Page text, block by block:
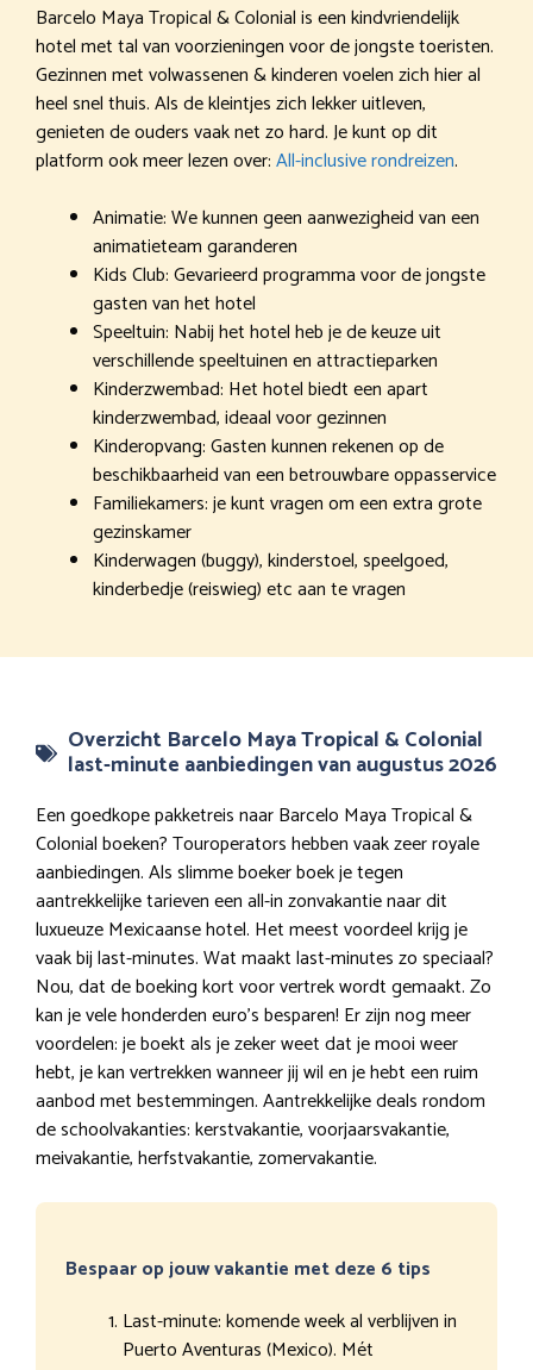
Barcelo Maya Tropical & Colonial is een kindvriendelijk
hotel met tal van voorzieningen voor de jongste toeristen.
Gezinnen met volwassenen & kinderen voelen zich hier al
heel snel thuis. Als de kleintjes zich lekker uitleven,
genieten de ouders vaak net zo hard. Je kunt op dit
platform ook meer lezen over:All-inclusive rondreizen.
Animatie: We kunnen geen aanwezigheid van een
animatieteam garanderen
Kids Club: Gevarieerd programma voor de jongste
gasten van het hotel
Speeltuin: Nabij het hotel heb je de keuze uit
verschillende speeltuinen en attractieparken
Kinderzwembad: Het hotel biedt een apart
kinderzwembad, ideaal voor gezinnen
Kinderopvang: Gasten kunnen rekenen op de
beschikbaarheid van een betrouwbare oppasservice
Familiekamers: je kunt vragen om een extra grote
gezinskamer
Kinderwagen (buggy), kinderstoel, speelgoed,
kinderbedje (reiswieg) etc aan te vragen
Overzicht Barcelo Maya Tropical & Colonial
last-minute aanbiedingen van augustus 2026
Een goedkope pakketreis naar Barcelo Maya Tropical &
Colonial boeken? Touroperators hebben vaak zeer royale
aanbiedingen. Als slimme boeker boek je tegen
aantrekkelijke tarieven een all-in zonvakantie naar dit
luxueuze Mexicaanse hotel. Het meest voordeel krijg je
vaak bij last-minutes. Wat maakt last-minutes zo speciaal?
Nou, dat de boeking kort voor vertrek wordt gemaakt. Zo
kan je vele honderden euro’s besparen! Er zijn nog meer
voordelen: je boekt als je zeker weet dat je mooi weer
hebt, je kan vertrekken wanneer jij wil en je hebt een ruim
aanbod met bestemmingen. Aantrekkelijke deals rondom
de schoolvakanties: kerstvakantie, voorjaarsvakantie,
meivakantie, herfstvakantie, zomervakantie.
Bespaar op jouw vakantie met deze 6 tips
Last-minute: komende week al verblijven in
Puerto Aventuras (Mexico). Mét